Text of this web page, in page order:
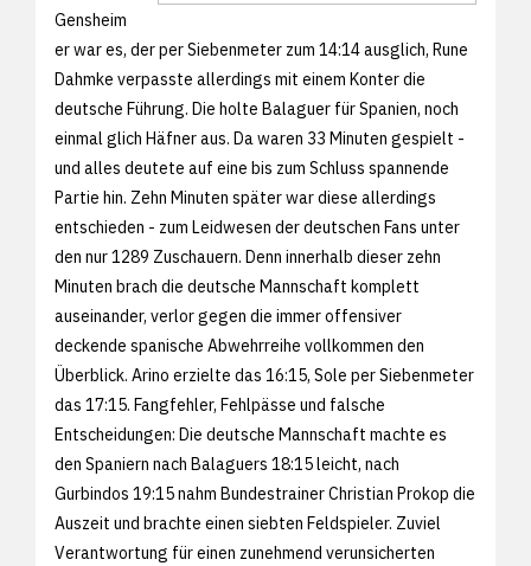
Gensheim
er war es, der per Siebenmeter zum 14:14 ausglich, Rune
Dahmke verpasste allerdings mit einem Konter die
deutsche Führung. Die holte Balaguer für Spanien, noch
einmal glich Häfner aus. Da waren 33 Minuten gespielt -
und alles deutete auf eine bis zum Schluss spannende
Partie hin. Zehn Minuten später war diese allerdings
entschieden - zum Leidwesen der deutschen Fans unter
den nur 1289 Zuschauern. Denn innerhalb dieser zehn
Minuten brach die deutsche Mannschaft komplett
auseinander, verlor gegen die immer offensiver
deckende spanische Abwehrreihe vollkommen den
Überblick. Arino erzielte das 16:15, Sole per Siebenmeter
das 17:15. Fangfehler, Fehlpässe und falsche
Entscheidungen: Die deutsche Mannschaft machte es
den Spaniern nach Balaguers 18:15 leicht, nach
Gurbindos 19:15 nahm Bundestrainer Christian Prokop die
Auszeit und brachte einen siebten Feldspieler. Zuviel
Verantwortung für einen zunehmend verunsicherten